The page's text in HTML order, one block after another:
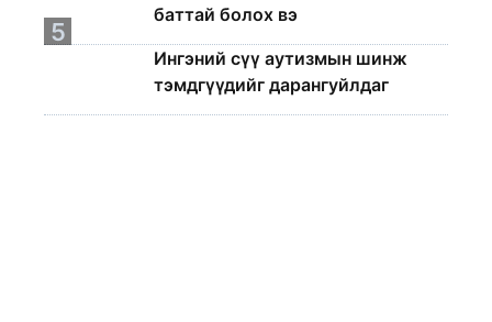
баттай болох вэ
5
Ингэний сүү аутизмын шинж
тэмдгүүдийг дарангуйлдаг